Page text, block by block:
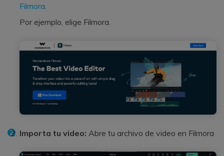
Filmora
Por ejemplo, elige Filmora.
Importa tu video: Abre tu archivo de video en Filmora